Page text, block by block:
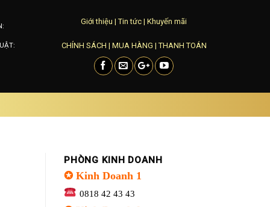
Giới thiệu |Tin tức | Khuyến mãi
CHÍNH SÁCH | MUA HÀNG |THANH TOÁN
PHÒNG KINH DOANH
✪ Kinh Doanh 1
0818 42 43 43